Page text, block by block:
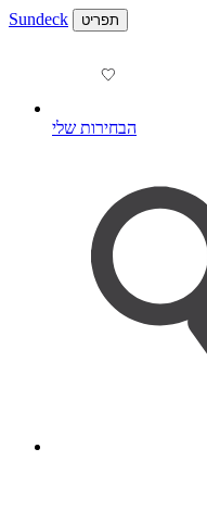
Sundeck תפריט
הבחירות שלי